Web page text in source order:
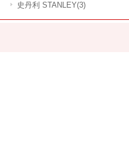
史丹利 STANLEY(3)